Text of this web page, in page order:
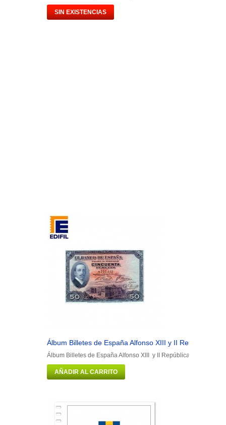
SIN EXISTENCIAS
Álbum Billetes de España Alfonso XIII y II República
Álbum Billetes de España Alfonso XIII y II República Portadilla
AÑADIR AL CARRITO